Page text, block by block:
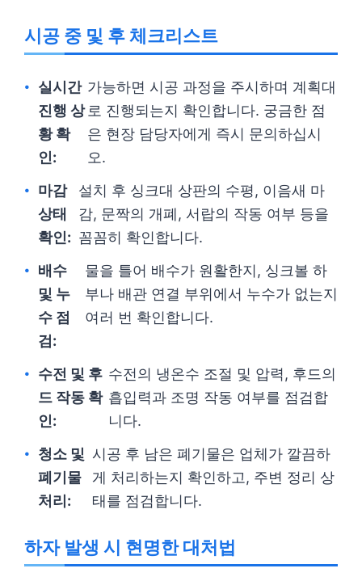
시공 중 및 후 체크리스트
실시간
진행 상
황 확
인:
가능하면 시공 과정을 주시하며 계획대
로 진행되는지 확인합니다. 궁금한 점
은 현장 담당자에게 즉시 문의하십시
오.
마감
상태
확인:
설치 후 싱크대 상판의 수평, 이음새 마
감, 문짝의 개폐, 서랍의 작동 여부 등을
꼼꼼히 확인합니다.
배수
및 누
수 점
검:
물을 틀어 배수가 원활한지, 싱크볼 하
부나 배관 연결 부위에서 누수가 없는지
여러 번 확인합니다.
수전 및 후
드 작동 확
인:
수전의 냉온수 조절 및 압력, 후드의
흡입력과 조명 작동 여부를 점검합
니다.
청소 및
폐기물
처리:
시공 후 남은 폐기물은 업체가 깔끔하
게 처리하는지 확인하고, 주변 정리 상
태를 점검합니다.
하자 발생 시 현명한 대처법